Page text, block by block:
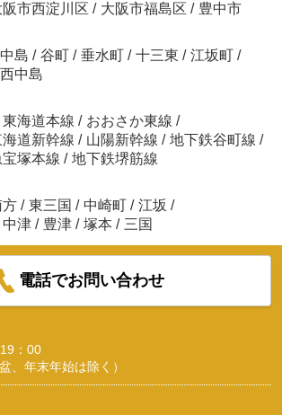
阪市西淀川区 / 大阪市福島区 / 豊中市
島 / 谷町 / 垂水町 / 十三東 / 江坂町 /
西中島
東海道本線 / おおさか東線 /
海道新幹線 / 山陽新幹線 / 地下鉄谷町線 /
宝塚本線 / 地下鉄堺筋線
方 / 東三国 / 中崎町 / 江坂 /
中津 / 豊津 / 塚本 / 三国
電話でお問い合わせ
：00
、年末年始は除く）